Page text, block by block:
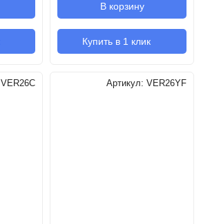
В корзину
Купить в 1 клик
VER26C Артикул: VER26YF